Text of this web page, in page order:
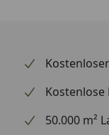
Akku
Batterietyp
Akku-Spannung
Kostenlose
50.000 m²